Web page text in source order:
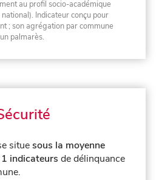
au profil socio-académique
Indicateur conçu pour
; son agrégation par commune
palmarès.
situesous la moyenne
indicateurs de délinquance